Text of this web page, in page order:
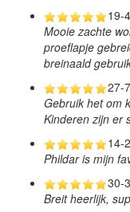
19-
Mooie zachte
proeflapje
breinaald
27-
Gebruik het om
Kinderen zijn er
14-
Phildar is mijn
30-
Breit heerlijk,